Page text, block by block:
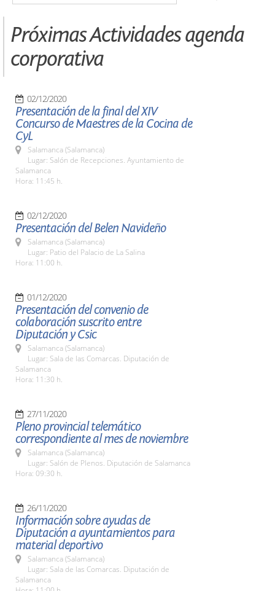
Próximas Actividades agenda
corporativa
02/12/2020
Presentación de la final del XIV
Concurso de Maestres de la Cocina de
CyL
Salamanca (Salamanca)
Lugar: Salón de Recepciones. Ayuntamiento de
Salamanca
Hora: 11:45 h.
02/12/2020
Presentación del Belen Navideño
Salamanca (Salamanca)
Lugar: Patio del Palacio de La Salina
Hora: 11:00 h.
01/12/2020
Presentación del convenio de
colaboración suscrito entre
Diputación y Csic
Salamanca (Salamanca)
Lugar: Sala de las Comarcas. Diputación de
Salamanca
Hora: 11:30 h.
27/11/2020
Pleno provincial telemático
correspondiente al mes de noviembre
Salamanca (Salamanca)
Lugar: Salón de Plenos. Diputación de Salamanca
Hora: 09:30 h.
26/11/2020
Información sobre ayudas de
Diputación a ayuntamientos para
material deportivo
Salamanca (Salamanca)
Lugar: Sala de las Comarcas. Diputación de
Salamanca